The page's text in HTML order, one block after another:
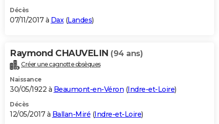
Décès
07/11/2017 à Dax(Landes)
Raymond CHAUVELIN (94 ans)
Créer une cagnotte obsèques
Naissance
30/05/1922 à Beaumont-en-Véron (Indre-et-Loire)
Décès
12/05/2017 à Ballan-Miré (Indre-et-Loire)